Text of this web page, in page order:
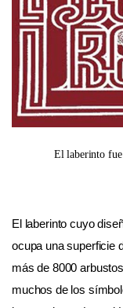
El laberinto
El laberinto cuyo
ocupa una superficie
más de 8000
muchos de los